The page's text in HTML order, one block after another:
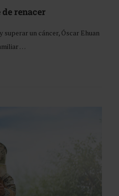
renacer
un cáncer, Óscar Ehuan
…